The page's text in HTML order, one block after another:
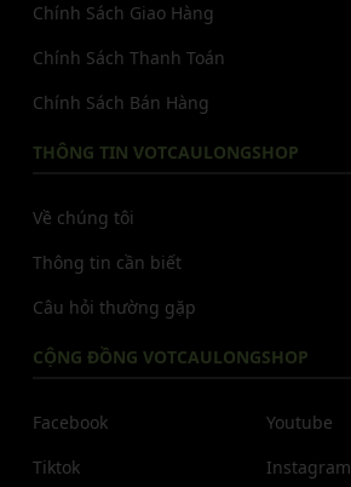
Chính Sách Giao Hàng
Chính Sách Thanh Toán
Chính Sách Bán Hàng
THÔNG TIN VOTCAULONGSHOP
Về chúng tôi
Thông tin cần biết
Câu hỏi thường gặp
CỘNG ĐỒNG VOTCAULONGSHOP
Facebook
Tiktok
Youtube
Instagram